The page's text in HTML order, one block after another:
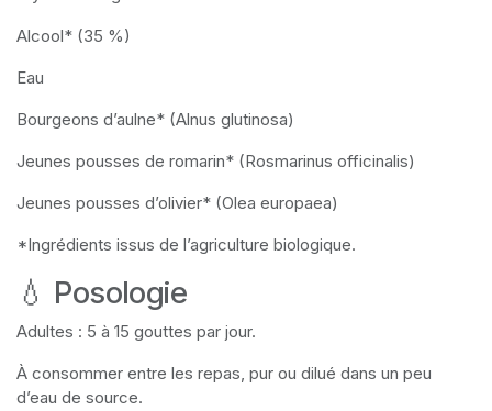
Alcool* (35 %)
Eau
Bourgeons d’aulne* (Alnus glutinosa)
Jeunes pousses de romarin* (Rosmarinus officinalis)
Jeunes pousses d’olivier* (Olea europaea)
*Ingrédients issus de l’agriculture biologique.
💧 Posologie
Adultes : 5 à 15 gouttes par jour.
À consommer entre les repas, pur ou dilué dans un peu
d’eau de source.